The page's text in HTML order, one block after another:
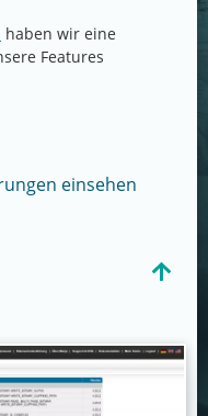
haben wir eine
Features
einsehen